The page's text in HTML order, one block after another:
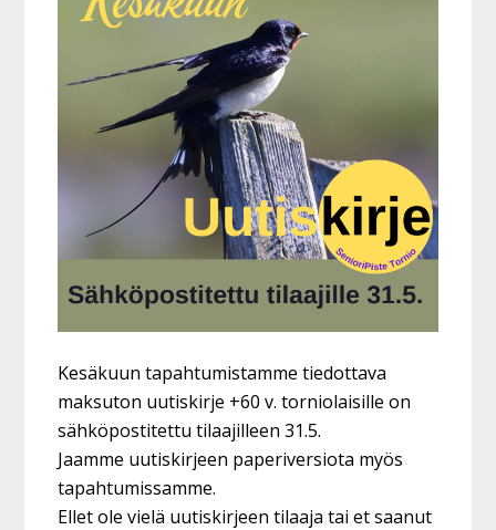
Kesäkuun tapahtumistamme tiedottava
maksuton uutiskirje +60 v. torniolaisille on
sähköpostitettu tilaajilleen 31.5.
Jaamme uutiskirjeen paperiversiota myös
tapahtumissamme.
Ellet ole vielä uutiskirjeen tilaaja tai et saanut